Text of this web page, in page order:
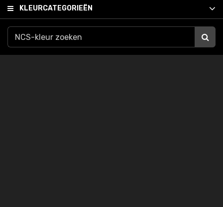
KLEURCATEGORIEËN